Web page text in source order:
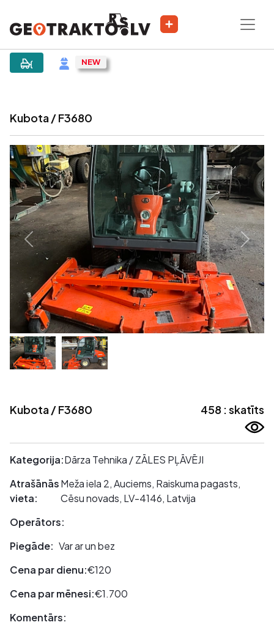
|Sludinājums
Kubota / F3680
Kubota / F3680 458 : skatīts
Kategorija:Dārza Tehnika / ZĀLES PĻĀVĒJI
Atrašānās
vieta:
Meža iela 2, Auciems, Raiskuma pagasts,
Cēsu novads, LV-4146, Latvija
Operātors:
Piegāde: Var ar un bez
Cena par dienu:€120
Cena par mēnesi:€1.700
Komentārs: